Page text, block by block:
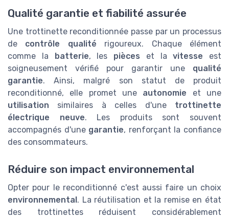
Qualité garantie et fiabilité assurée
Une trottinette reconditionnée passe par un processus
de contrôle qualité rigoureux. Chaque élément
comme la batterie, les pièces et lavitesse est
soigneusement vérifié pour garantir une qualité
garantie. Ainsi, malgré son statut de produit
reconditionné, elle promet une autonomie et une
utilisation similaires à celles d'une trottinette
électrique neuve. Les produits sont souvent
accompagnés d'une garantie, renforçant la confiance
des consommateurs.
Réduire son impact environnemental
Opter pour le reconditionné c'est aussi faire un choix
environnemental. La réutilisation et la remise en état
des trottinettes réduisent considérablement